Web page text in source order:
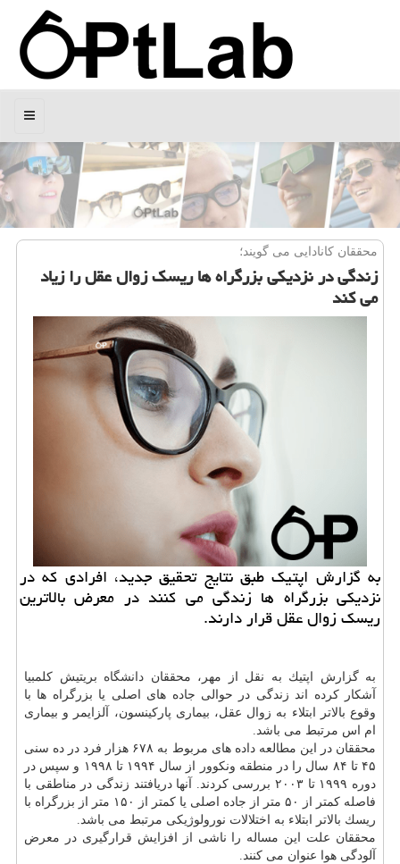
منو
محققان كانادایی می گویند؛
زندگی در نزدیكی بزرگراه ها ریسك زوال عقل را زیاد
می كند
به گزارش اپتیك طبق نتایج تحقیق جدید، افرادی كه در
نزدیكی بزرگراه ها زندگی می كنند در معرض بالاترین
ریسك زوال عقل قرار دارند.
به گزارش اپتیك به نقل از مهر، محققان دانشگاه بریتیش كلمبیا
آشكار كرده اند زندگی در حوالی جاده های اصلی یا بزرگراه ها با
وقوع بالاتر ابتلاء به زوال عقل، بیماری پاركینسون، آلزایمر و بیماری
ام اس مرتبط می باشد.
محققان در این مطالعه داده های مربوط به ۶۷۸ هزار فرد در ده سنی
۴۵ تا ۸۴ سال را در منطقه ونكوور از سال ۱۹۹۴ تا ۱۹۹۸ و سپس در
دوره ۱۹۹۹ تا ۲۰۰۳ بررسی كردند. آنها دریافتند زندگی در مناطقی با
فاصله كمتر از ۵۰ متر از جاده اصلی یا كمتر از ۱۵۰ متر از بزرگراه با
ریسك بالاتر ابتلاء به اختلالات نورولوژیكی مرتبط می باشد.
محققان علت این مساله را ناشی از افزایش قرارگیری در معرض
آلودگی هوا عنوان می كنند.